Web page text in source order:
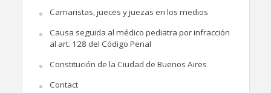
Camaristas, jueces y juezas en los medios
Causa seguida al médico pediatra por infracción
al art. 128 del Código Penal
Constitución de la Ciudad de Buenos Aires
Contact